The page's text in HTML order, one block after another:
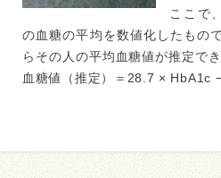
ここで
の血糖の平均を数値化したもの
らその人の平均血糖値が推定で
血糖値（推定）＝28.7 × HbA1c